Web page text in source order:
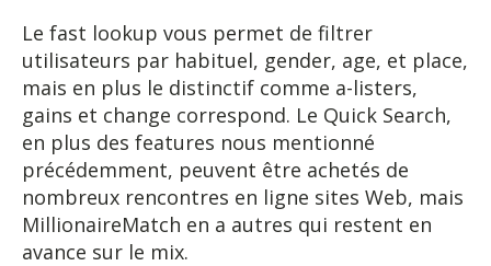
Le fast lookup vous permet de filtrer
utilisateurs par habituel, gender, age, et place,
mais en plus le distinctif comme a-listers,
gains et change correspond. Le Quick Search,
en plus des features nous mentionné
précédemment, peuvent être achetés de
nombreux rencontres en ligne sites Web, mais
MillionaireMatch en a autres qui restent en
avance sur le mix.